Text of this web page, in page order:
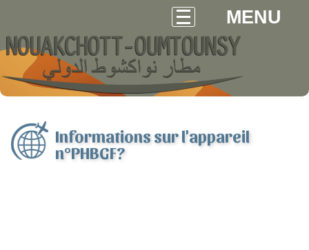
MENU
Informations sur l'appareil
n°PHBGF?